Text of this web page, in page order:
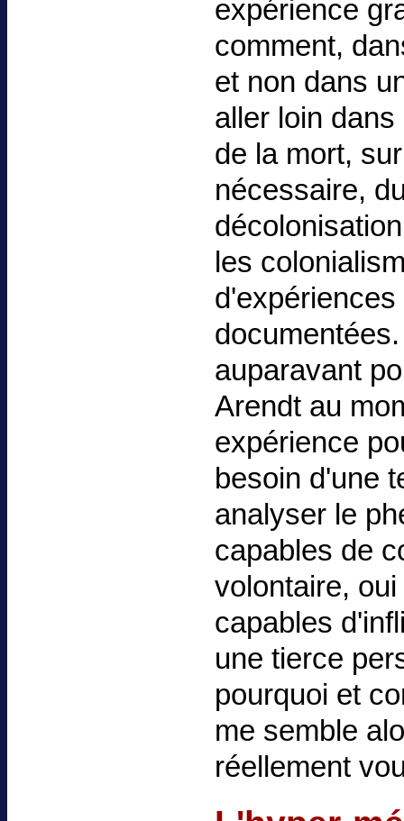
expérience
comment,
et non dans
aller loin
de la mort,
nécessaire,
les
auparavant
Arendt au
expérience
besoin d'une
analyser le
capables de
volontaire,
capables
une tierce
pourquoi et
me semble
réellement